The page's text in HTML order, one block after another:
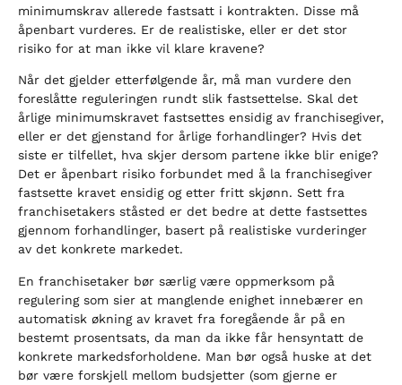
minimumskrav allerede fastsatt i kontrakten. Disse må
åpenbart vurderes. Er de realistiske, eller er det stor
risiko for at man ikke vil klare kravene?
Når det gjelder etterfølgende år, må man vurdere den
foreslåtte reguleringen rundt slik fastsettelse. Skal det
årlige minimumskravet fastsettes ensidig av franchisegiver,
eller er det gjenstand for årlige forhandlinger? Hvis det
siste er tilfellet, hva skjer dersom partene ikke blir enige?
Det er åpenbart risiko forbundet med å la franchisegiver
fastsette kravet ensidig og etter fritt skjønn. Sett fra
franchisetakers ståsted er det bedre at dette fastsettes
gjennom forhandlinger, basert på realistiske vurderinger
av det konkrete markedet.
En franchisetaker bør særlig være oppmerksom på
regulering som sier at manglende enighet innebærer en
automatisk økning av kravet fra foregående år på en
bestemt prosentsats, da man da ikke får hensyntatt de
konkrete markedsforholdene. Man bør også huske at det
bør være forskjell mellom budsjetter (som gjerne er